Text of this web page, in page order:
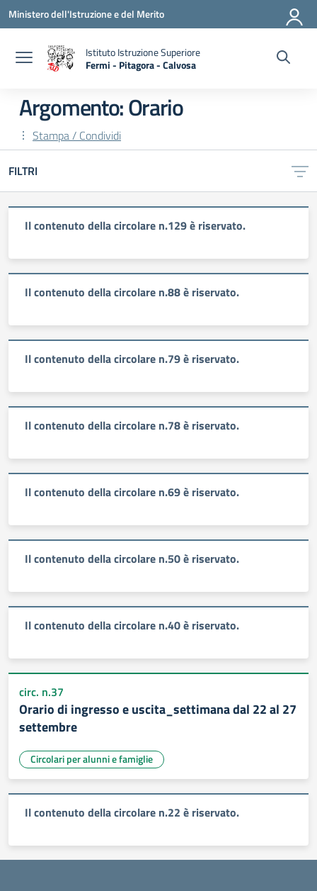
Vai ai contenuti
Vai al menu di navigazione
Vai al footer
Ministero dell'Istruzione e del Merito
Istituto Istruzione Superiore
Fermi - Pitagora - Calvosa
— Visita la pagina iniziale della scuola
Argomento: Orario
Stampa / Condividi
FILTRI
Il contenuto della circolare n.129 è riservato.
Il contenuto della circolare n.88 è riservato.
Il contenuto della circolare n.79 è riservato.
Il contenuto della circolare n.78 è riservato.
Il contenuto della circolare n.69 è riservato.
Il contenuto della circolare n.50 è riservato.
Il contenuto della circolare n.40 è riservato.
circ. n.37
Orario di ingresso e uscita_settimana dal 22 al 27
settembre
Circolari per alunni e famiglie
Il contenuto della circolare n.22 è riservato.